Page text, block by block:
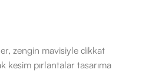
zengin mavisiyle dikkat
pırlantalar tasarıma